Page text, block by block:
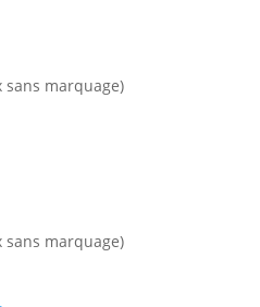
sans marquage)
sans marquage)